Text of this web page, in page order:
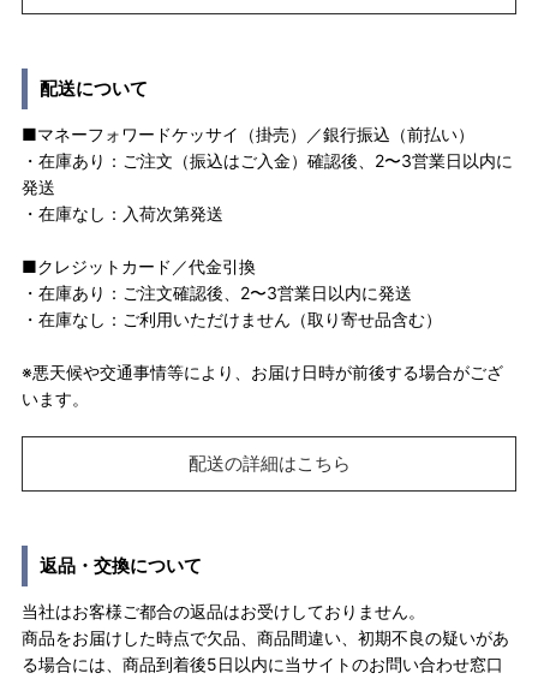
配送について
■マネーフォワードケッサイ（掛売）／銀行振込（前払い）
・在庫あり：ご注文（振込はご入金）確認後、2〜3営業日以内に
発送
・在庫なし：入荷次第発送
■クレジットカード／代金引換
・在庫あり：ご注文確認後、2〜3営業日以内に発送
・在庫なし：ご利用いただけません（取り寄せ品含む）
※悪天候や交通事情等により、お届け日時が前後する場合がござ
います。
配送の詳細はこちら
返品・交換について
当社はお客様ご都合の返品はお受けしておりません。
商品をお届けした時点で欠品、商品間違い、初期不良の疑いがあ
る場合には、商品到着後5日以内に当サイトのお問い合わせ窓口